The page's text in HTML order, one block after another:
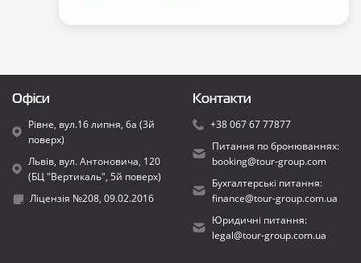
Офіси
Рівне, вул.16 липня, 6а (3й
поверх)
Львів, вул. Антоновича, 120
(БЦ "Вертикаль", 5й поверх)
Ліцензія №208, 09.02.2016
Контакти
+38 067 67 77877
Питання по бронюваннях:
booking@tour-group.com
Бухгалтерські питання:
finance@tour-group.com.ua
Юридичні питання:
legal@tour-group.com.ua